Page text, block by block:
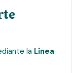
la Línea